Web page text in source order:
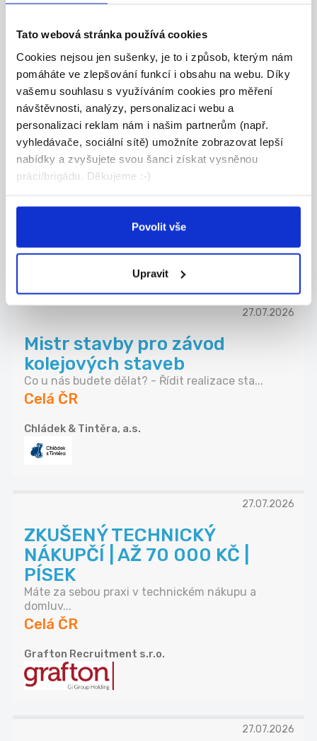
Tato webová stránka používá cookies
Cookies nejsou jen sušenky, je to i způsob, kterým nám
pomáháte ve zlepšování funkcí i obsahu na webu. Díky
vašemu souhlasu s využíváním cookies pro měření
návštěvnosti, analýzy, personalizaci webu a
personalizaci reklam nám i našim partnerům (např.
vyhledávače, sociální sítě) umožníte zobrazovat lepší
nabídky a zvyšujete svou šanci získat vysněnou
práci/brigádu. Děkujeme :-)
Povolit vše
Upravit
Celá ČR
Jan Koudelka
DOPORUČUJEME
Obchodní zástupce pro
nemovitostní projekty
Hledáme zkušeného obchodníka, který posílí náš
Celá ČR
27.07.2026
Mistr stavby pro závod
kolejových staveb
Co u nás budete dělat? - Řídit realizace sta...
Celá ČR
Chládek & Tintěra, a.s.
27.07.2026
ZKUŠENÝ TECHNICKÝ
NÁKUPČÍ | AŽ 70 000 KČ |
PÍSEK
Máte za sebou praxi v technickém nákupu a
domluv...
Celá ČR
Grafton Recruitment s.r.o.
27.07.2026